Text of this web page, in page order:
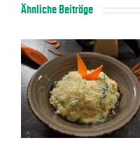
Ähnliche Beiträge